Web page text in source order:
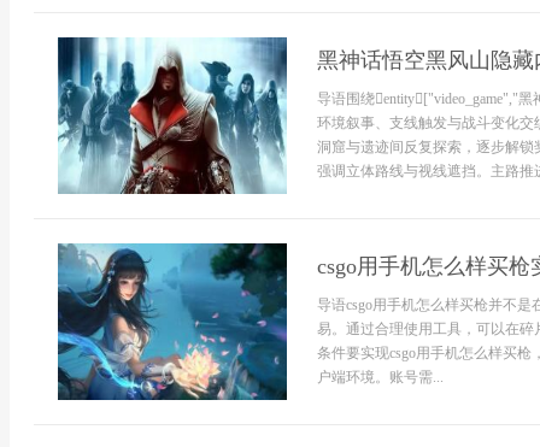
黑神话悟空黑风山隐
导语围绕entity["video_game","
环境叙事、支线触发与战斗变化
洞窟与遗迹间反复探索，逐步解
强调立体路线与视线遮挡。主路推
csgo用手机怎么样买枪
导语csgo用手机怎么样买枪并不
易。通过合理使用工具，可以在
条件要实现csgo用手机怎么样买枪
户端环境。账号需...